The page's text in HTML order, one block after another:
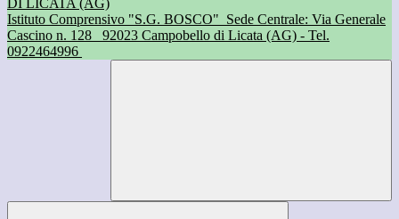
Istituto Comprensivo "S.G. BOSCO" Sede Centrale: Via Generale
Cascino n. 128
92023 Campobello di Licata (AG) - Tel.
0922464996